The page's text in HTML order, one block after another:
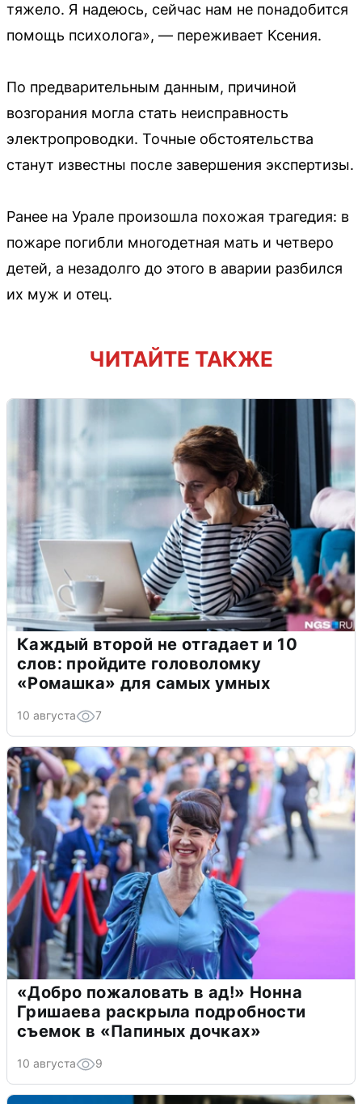
тяжело. Я надеюсь, сейчас нам не понадобится
помощь психолога», — переживает Ксения.
По предварительным данным, причиной
возгорания могла стать неисправность
электропроводки. Точные обстоятельства
станут известны после завершения экспертизы.
Ранее на Урале произошла похожая трагедия: в
пожаре погибли многодетная мать и четверо
детей, а незадолго до этого в аварии разбился
их муж и отец.
ЧИТАЙТЕ ТАКЖЕ
Каждый второй не отгадает и 10
слов: пройдите головоломку
«Ромашка» для самых умных
10 августа 7
«Добро пожаловать в ад!» Нонна
Гришаева раскрыла подробности
съемок в «Папиных дочках»
10 августа 9